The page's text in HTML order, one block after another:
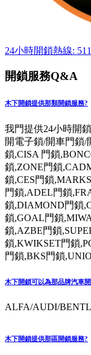
24小時開鎖熱線:
開鎖服務Q&A
木下開鎖提供那類開鎖服務?
我門提供24小時開
開電子鎖/開車門鎖
鎖,CISA 門鎖
鎖,ZONE門鎖
鎖,CES門鎖
門鎖,ADEL門鎖
鎖,DIAMOND門鎖
鎖,GOAL門鎖
鎖,AZBE門鎖
鎖,KWIKSET門鎖
門鎖,BKS門鎖
木下開鎖可以為那品牌汽車
ALFA/AUDI/
木下開鎖提供那區開鎖服務?